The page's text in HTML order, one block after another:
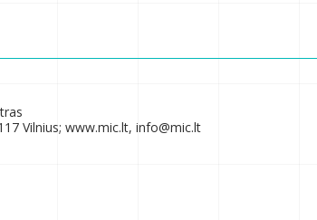
Vilnius; www.mic.lt, info@mic.lt